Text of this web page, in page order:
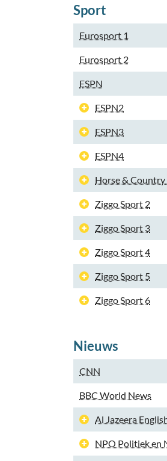
Sport
Eurosport 1
Eurosport 2
ESPN
ESPN2
ESPN3
ESPN4
Horse & Country
Ziggo Sport 2
Ziggo Sport 3
Ziggo Sport 4
Ziggo Sport 5
Ziggo Sport 6
Nieuws
CNN
BBC World News
Al Jazeera
NPO Politiek en